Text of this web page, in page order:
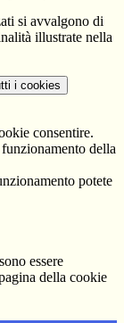
si avvalgono di
illustrate nella
i cookies
consentire.
della
potete
essere
della cookie